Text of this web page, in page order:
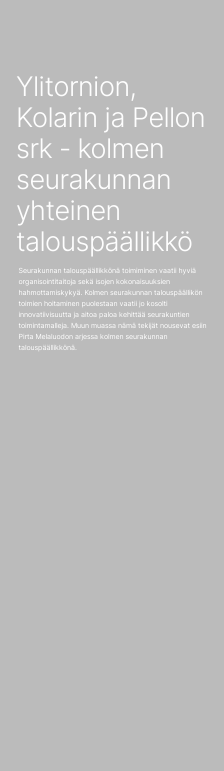
Ylitornion,
Kolarin ja Pellon
srk - kolmen
seurakunnan
yhteinen
talouspäällikkö
Seurakunnan talouspäällikkönä toimiminen vaatii hyviä
organisointitaitoja sekä isojen kokonaisuuksien
hahmottamiskykyä. Kolmen seurakunnan talouspäällikön
toimien hoitaminen puolestaan vaatii jo kosolti
innovatiivisuutta ja aitoa paloa kehittää seurakuntien
toimintamalleja. Muun muassa nämä tekijät nousevat esiin
Pirta Melaluodon arjessa kolmen seurakunnan
talouspäällikkönä.